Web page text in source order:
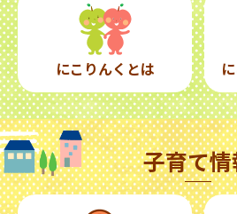
にこりんくとは
子育て